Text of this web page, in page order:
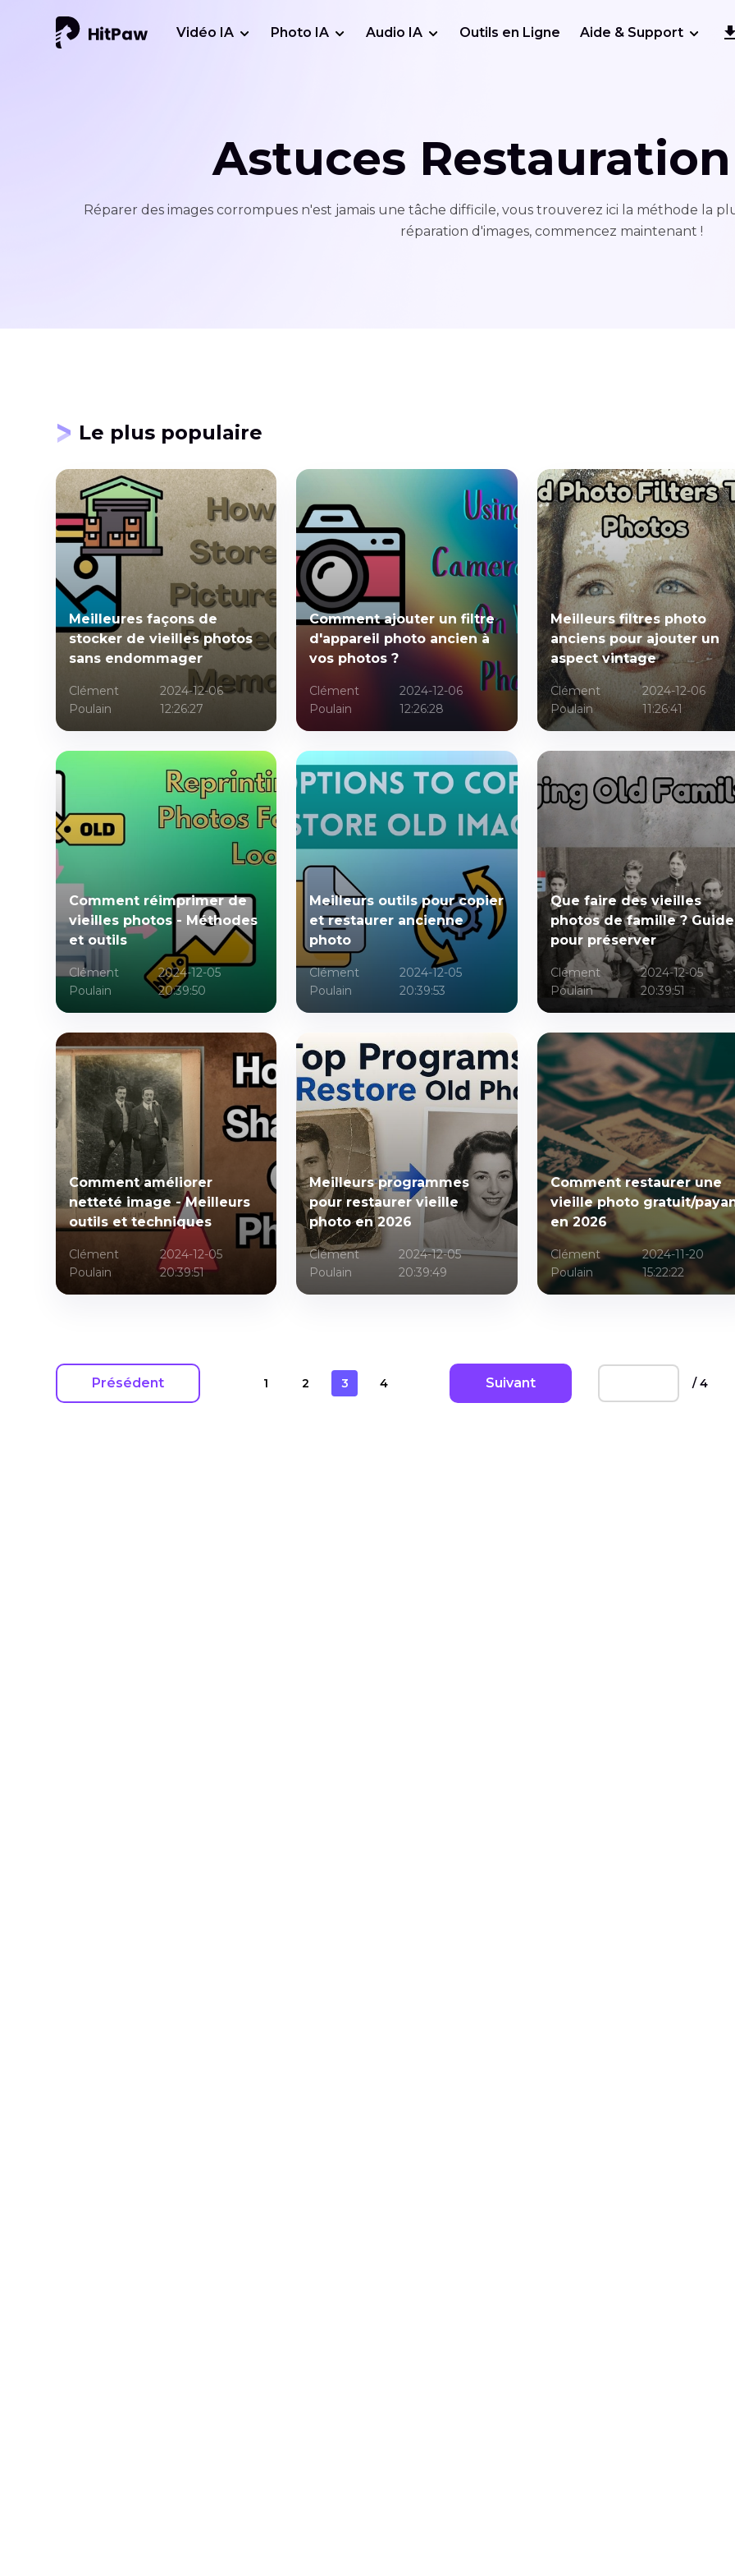
Vidéo IA Photo IA Audio IA Outils en Ligne Aide & Support
Astuces
Réparer des images corrompues n'est jamais une tâche difficile, vous trouverez ici la méthode la
réparation d'images, commencez maintenant !
Le plus populaire
Meilleures façons de
stocker de vieilles photos
sans endommager
Clément
Poulain
2024-12-06
12:26:27
Comment ajouter un filtre
d'appareil photo ancien à
vos photos ?
Clément
Poulain
2024-12-06
12:26:28
Meilleurs filtres photo
anciens pour ajouter un
aspect vintage
Clément
Poulain
2024-12-06
11:26:41
Comment réimprimer de
vieilles photos - Méthodes
et outils
Clément
Poulain
2024-12-05
20:39:50
Meilleurs outils pour copier
et restaurer ancienne
photo
Clément
Poulain
2024-12-05
20:39:53
Que faire des vieilles
photos de famille ? Guide
pour préserver
Clément
Poulain
2024-12-05
20:39:51
Comment améliorer
netteté image - Meilleurs
outils et techniques
Clément
Poulain
2024-12-05
20:39:51
Meilleurs programmes
pour restaurer vieille
photo en 2026
Clément
Poulain
2024-12-05
20:39:49
Comment restaurer une
vieille photo gratuit/
en 2026
Clément
Poulain
2024-11-20
15:22:22
Présédent 1 2 3 4 Suivant / 4